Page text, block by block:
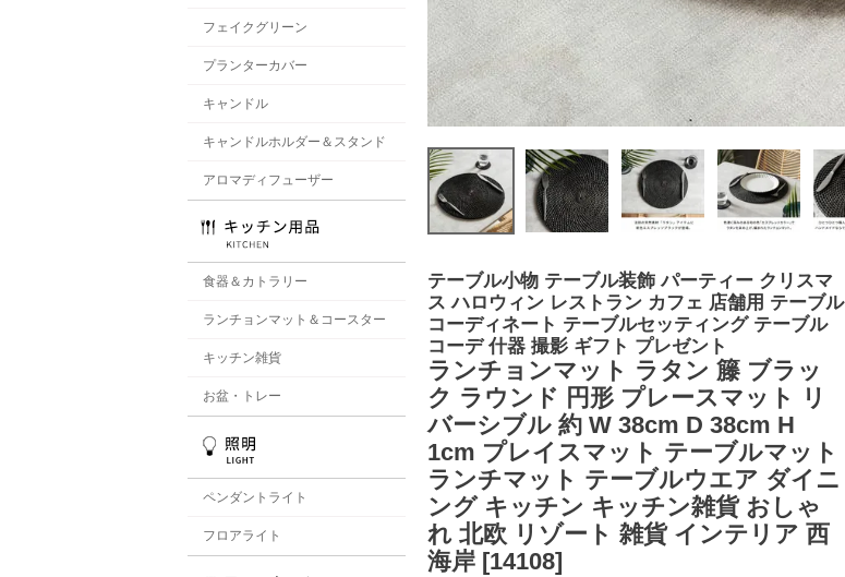
フェイクグリーン
プランターカバー
キャンドル
キャンドルホルダー＆スタンド
アロマディフューザー
食器＆カトラリー
ランチョンマット＆コースター
キッチン雑貨
お盆・トレー
ペンダントライト
フロアライト
テーブル小物 テーブル装飾 パーティー クリスマ
ス ハロウィン レストラン カフェ 店舗用 テーブル
コーディネート テーブルセッティング テーブル
コーデ 什器 撮影 ギフト プレゼント
ランチョンマット ラタン 籐 ブラッ
ク ラウンド 円形 プレースマット リ
バーシブル 約 W 38cm D 38cm H
1cm プレイスマット テーブルマット
ランチマット テーブルウエア ダイニ
ング キッチン キッチン雑貨 おしゃ
れ 北欧 リゾート 雑貨 インテリア 西
海岸 [14108]